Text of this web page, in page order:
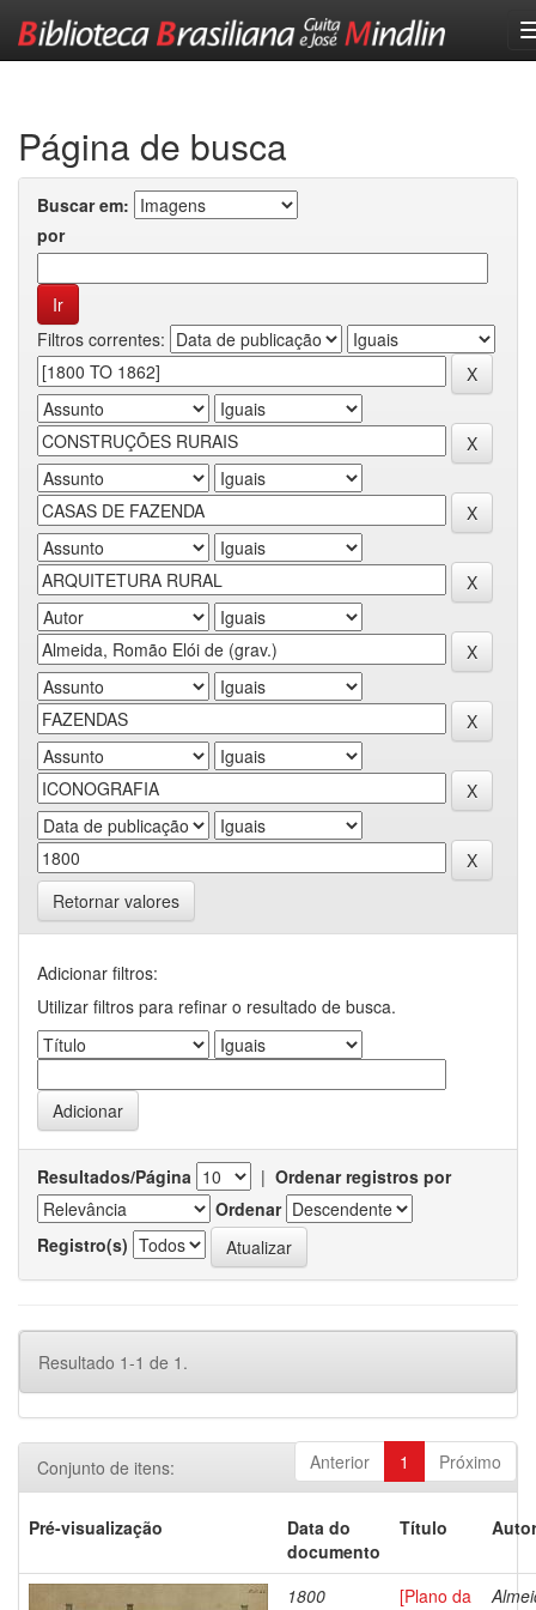
Página de busca
Buscar em:
por
Filtros correntes:
Retornar valores
Adicionar filtros:
Utilizar filtros para refinar o resultado de busca.
Resultados/Página | Ordenar registros por
Ordenar
Registro(s)
Resultado 1-1 de 1.
Anterior 1 Próximo
Conjunto de itens:
Pré-visualização
Data do
documento
Título
1800
[Plano da